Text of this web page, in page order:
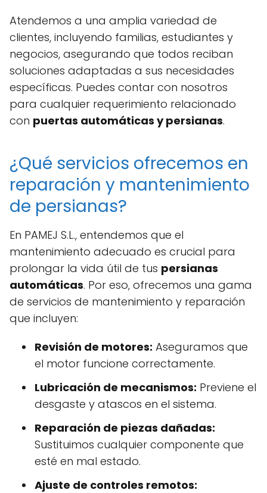
Atendemos a una amplia variedad de
clientes, incluyendo familias, estudiantes y
negocios, asegurando que todos reciban
soluciones adaptadas a sus necesidades
específicas. Puedes contar con nosotros
para cualquier requerimiento relacionado
con puertas automáticas y persianas.
¿Qué servicios ofrecemos en
reparación y mantenimiento
de persianas?
En PAMEJ S.L., entendemos que el
mantenimiento adecuado es crucial para
prolongar la vida útil de tus persianas
automáticas. Por eso, ofrecemos una gama
de servicios de mantenimiento y reparación
que incluyen:
Revisión de motores: Aseguramos que
el motor funcione correctamente.
Lubricación de mecanismos: Previene el
desgaste y atascos en el sistema.
Reparación de piezas dañadas:
Sustituimos cualquier componente que
esté en mal estado.
Ajuste de controles remotos: